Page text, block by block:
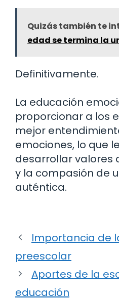
Quizás también te
edad se termina la
Definitivamente.
La educación
proporcionar a los
mejor
emociones, lo que
desarrollar valores
y la compasión de
auténtica.
Importancia de
preescolar
Aportes de la
educación